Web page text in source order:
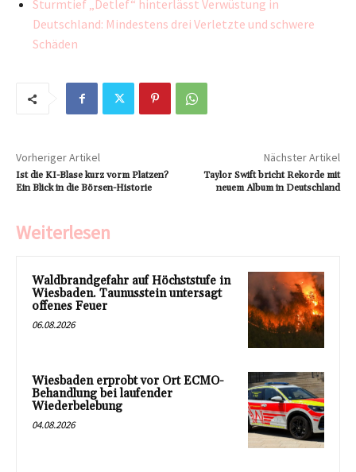
Sturmtief „Detlef“ hinterlässt Verwüstung in
Deutschland: Mindestens drei Verletzte und schwere
Schäden
Vorheriger Artikel
Ist die KI-Blase kurz vorm Platzen?
Ein Blick in die Börsen-Historie
Nächster Artikel
Taylor Swift bricht Rekorde mit
neuem Album in Deutschland
Weiterlesen
Waldbrandgefahr auf Höchststufe in
Wiesbaden. Taunusstein untersagt
offenes Feuer
06.08.2026
Wiesbaden erprobt vor Ort ECMO-
Behandlung bei laufender
Wiederbelebung
04.08.2026